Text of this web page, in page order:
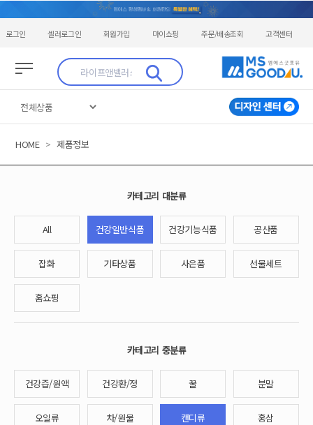
로그인 셀러로그인 회원가입 마이쇼핑 주문/배송조회 고객센터
HOME > 제품정보
카테고리 대분류
All 건강일반식품 건강기능식품 공산품
잡화 기타상품 사은품 선물세트
홈쇼핑
카테고리 중분류
건강즙/원액 건강환/정 꿀 분말
오일류 차/원물 캔디류 홍삼